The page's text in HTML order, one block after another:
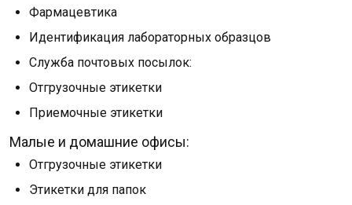
Фармацевтика
Идентификация лабораторных образцов
Служба почтовых посылок:
Отгрузочные этикетки
Приемочные этикетки
Малые и домашние офисы:
Отгрузочные этикетки
Этикетки для папок